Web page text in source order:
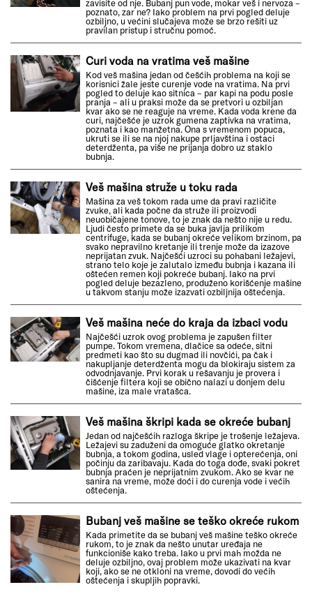
zavisite od nje. Bubanj pun vode, mokar veš i nervoza –
poznato, zar ne? Iako problem na prvi pogled deluje
ozbiljno, u većini slučajeva može se brzo rešiti uz
pravilan pristup i stručnu pomoć.
Curi voda na vratima veš mašine
Kod veš mašina jedan od češćih problema na koji se
korisnici žale jeste curenje vode na vratima. Na prvi
pogled to deluje kao sitnica – par kapi na podu posle
pranja – ali u praksi može da se pretvori u ozbiljan
kvar ako se ne reaguje na vreme. Kada voda krene da
curi, najčešće je uzrok gumena zaptivka na vratima,
poznata i kao manžetna. Ona s vremenom popuca,
ukruti se ili se na njoj nakupe prljavština i ostaci
deterdženta, pa više ne prijanja dobro uz staklo
bubnja.
Veš mašina struže u toku rada
Mašina za veš tokom rada ume da pravi različite
zvuke, ali kada počne da struže ili proizvodi
neuobičajene tonove, to je znak da nešto nije u redu.
Ljudi često primete da se buka javlja prilikom
centrifuge, kada se bubanj okreće velikom brzinom, pa
svako nepravilno kretanje ili trenje može da izazove
neprijatan zvuk. Najčešći uzroci su pohabani ležajevi,
strano telo koje je zalutalo između bubnja i kazana ili
oštećen remen koji pokreće bubanj. Iako na prvi
pogled deluje bezazleno, produženo korišćenje mašine
u takvom stanju može izazvati ozbiljnija oštećenja.
Veš mašina neće do kraja da izbaci vodu
Najčešći uzrok ovog problema je zapušen filter
pumpe. Tokom vremena, dlačice sa odeće, sitni
predmeti kao što su dugmad ili novčići, pa čak i
nakupljanje deterdženta mogu da blokiraju sistem za
odvodnjavanje. Prvi korak u rešavanju je provera i
čišćenje filtera koji se obično nalazi u donjem delu
mašine, iza male vratašca.
Veš mašina škripi kada se okreće bubanj
Jedan od najčešćih razloga škripe je trošenje ležajeva.
Ležajevi su zaduženi da omoguće glatko okretanje
bubnja, a tokom godina, usled vlage i opterećenja, oni
počinju da zaribavaju. Kada do toga dođe, svaki pokret
bubnja praćen je neprijatnim zvukom. Ako se kvar ne
sanira na vreme, može doći i do curenja vode i većih
oštećenja.
Bubanj veš mašine se teško okreće rukom
Kada primetite da se bubanj veš mašine teško okreće
rukom, to je znak da nešto unutar uređaja ne
funkcioniše kako treba. Iako u prvi mah možda ne
deluje ozbiljno, ovaj problem može ukazivati na kvar
koji, ako se ne otkloni na vreme, dovodi do većih
oštećenja i skupljih popravki.